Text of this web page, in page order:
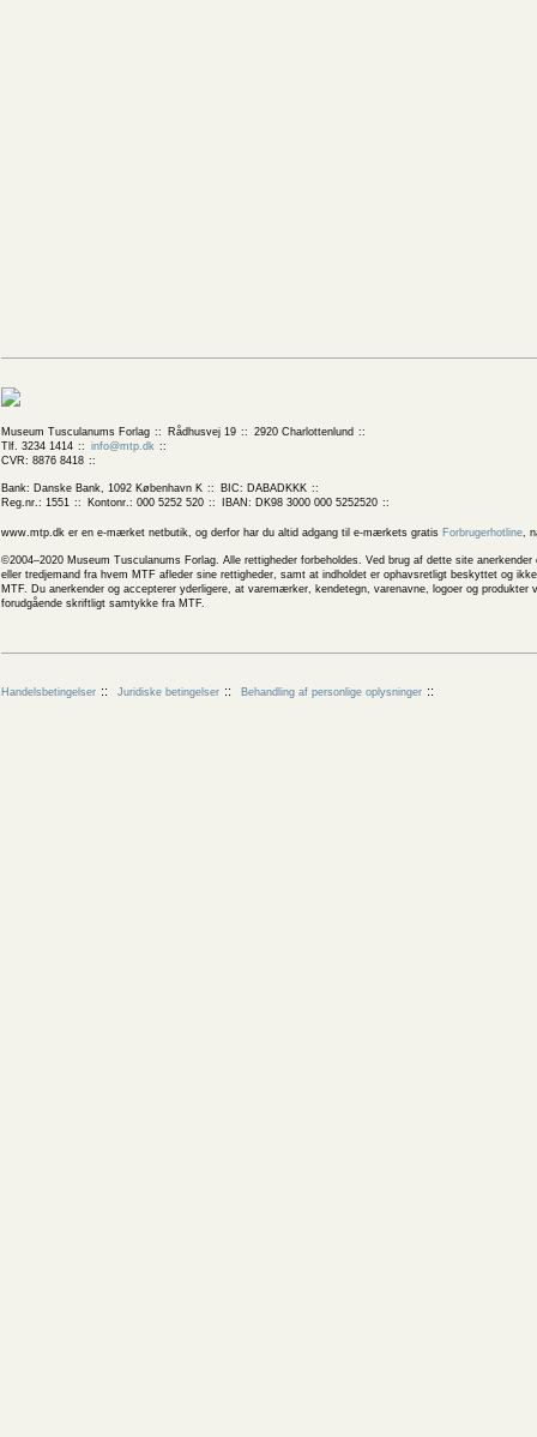
Museum Tusculanums Forlag Rådhusvej 19
2920 Charlottenlund
Tlf. 3234 1414
info@mtp.dk
CVR: 8876 8418
Bank: Danske Bank, 1092 København K
BIC: DABADKKK
Reg.nr.: 1551
Kontonr.: 000 5252 520 IBAN: DK98 3000 000 5252520
www.mtp.dk er en e-mærket netbutik, og derfor har du altid adgang til e-mærkets gratis Forbrugerhotline,
©2004–2020 Museum Tusculanums Forlag. Alle rettigheder forbeholdes. Ved brug af dette site
eller tredjemand fra hvem MTF afleder sine rettigheder, samt at indholdet er ophavsretligt beskyttet og
MTF. Du anerkender og accepterer yderligere, at varemærker, kendetegn, varenavne, logoer og
forudgående skriftligt samtykke fra MTF.
Handelsbetingelser Juridiske betingelser Behandling af personlige oplysninger